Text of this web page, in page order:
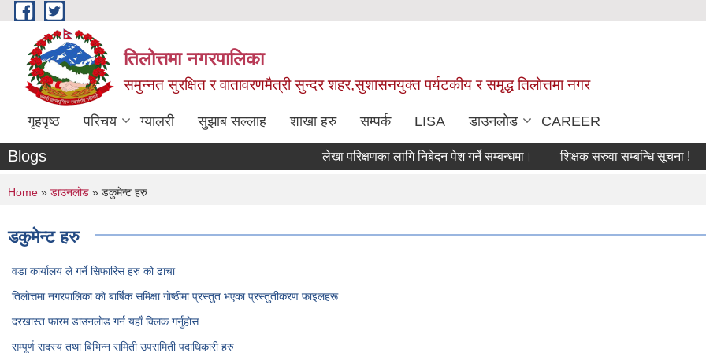
Skip to main content
तिलोत्तमा नगरपालिका
समुन्नत सुरक्षित र वातावरणमैत्री सुन्दर शहर,सुशासनयुक्त पर्यटकीय र समृद्ध तिलाेत्तमा नगर
गृहपृष्ठ परिचय ग्यालरी सुझाब सल्लाह शाखा हरु सम्पर्क LISA डाउनलोड CAREER
Blogs लेखा परिक्षणका लागि निबेदन पेश गर्ने सम्बन्धमा। शिक्षक सरुवा सम्बन्धि सूचना !
You are here
Home » डाउनलोड » डकुमेन्ट हरु
डकुमेन्ट हरु
वडा कार्यालय ले गर्ने सिफारिस हरु को ढाचा
तिलाेत्तमा नगरपालिका काे बार्षिक समिक्षा गाेष्ठीमा प्रस्तुत भएका प्रस्तुतीकरण फाइलहरू
दरखास्त फारम डाउनलाेड गर्न यहाँ क्लिक गर्नुहाेस
सम्पूर्ण सदस्य तथा बिभिन्न समिती उपसमिती पदाधिकारी हरु